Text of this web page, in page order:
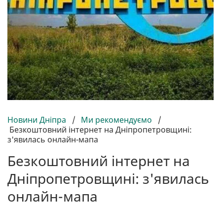
Новини Дніпра / Ми рекомендуємо
/
Безкоштовний інтернет на Дніпропетровщині:
з'явилась онлайн-мапа
Безкоштовний інтернет на
Дніпропетровщині: з'явилась
онлайн-мапа